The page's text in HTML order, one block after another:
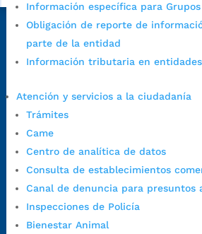
Información específica para
Obligación de reporte de
parte de la entidad
Información tributaria en
Atención y servicios a la ciudadanía
Trámites
Came
Centro de analítica de datos
Consulta de establecimientos
Canal de denuncia para presuntos
Inspecciones de Policía
Bienestar Animal